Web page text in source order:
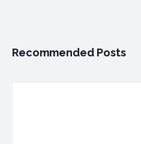
Recommended Posts